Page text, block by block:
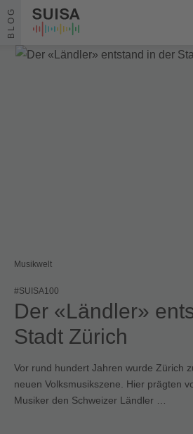
Zum Inhalt springen
BLOG
Musikwelt
#SUISA100
Der «Ländler»
Stadt Zürich
Vor rund hundert Jahren wurde Zürich
neuen Volksmusikszene. Hier prägten
Musiker den Schweizer Ländler …